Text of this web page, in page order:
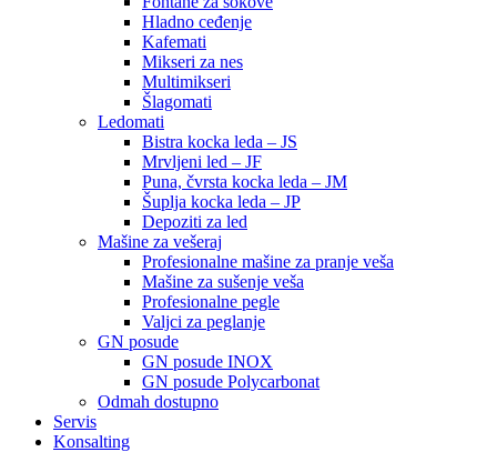
Hladno ceđenje
Kafemati
Mikseri za nes
Multimikseri
Šlagomati
Ledomati
Bistra kocka leda – JS
Mrvljeni led – JF
Puna, čvrsta kocka leda – JM
Šuplja kocka leda – JP
Depoziti za led
Mašine za vešeraj
Profesionalne mašine za pranje veša
Mašine za sušenje veša
Profesionalne pegle
Valjci za peglanje
GN posude
GN posude INOX
GN posude Polycarbonat
Odmah dostupno
Servis
Konsalting